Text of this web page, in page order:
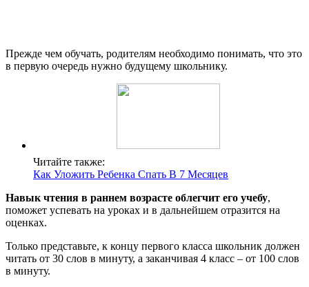
Прежде чем обучать, родителям необходимо понимать, что это
в первую очередь нужно будущему школьнику.
Читайте также:
Как Уложить Ребенка Спать В 7 Месяцев
Навык чтения в раннем возрасте облегчит его учебу,
поможет успевать на уроках и в дальнейшем отразится на
оценках.
Только представьте, к концу первого класса школьник должен
читать от 30 слов в минуту, а заканчивая 4 класс – от 100 слов
в минуту.